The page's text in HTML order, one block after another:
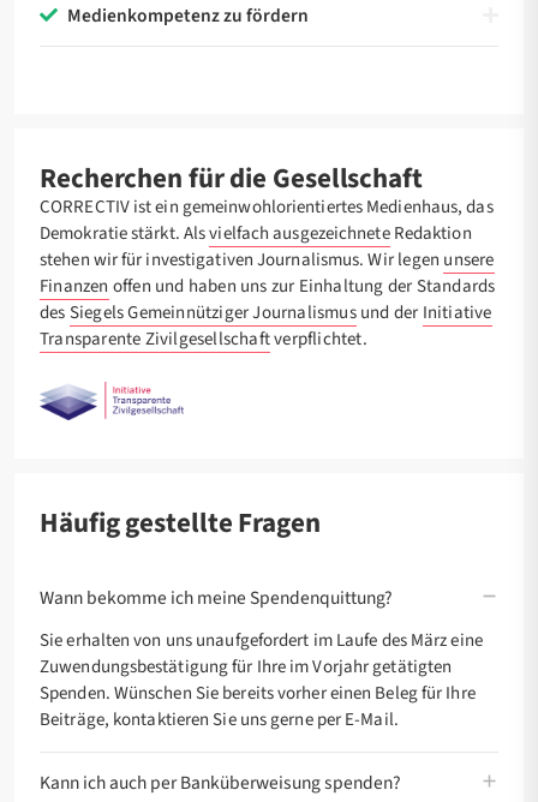
Medienkompetenz zu fördern
Recherchen für die Gesellschaft
CORRECTIV ist ein gemeinwohlorientiertes Medienhaus, das
Demokratie stärkt. Alsvielfach ausgezeichneteRedaktion
stehen wir für investigativen Journalismus.Wir legen unsere
Finanzen offen und haben uns zur Einhaltung der Standards
desSiegels Gemeinnütziger Journalismusund der Initiative
Transparente Zivilgesellschaftverpflichtet.
Häufig gestellte Fragen
Wann bekomme ich meine Spendenquittung?
Sie erhalten von uns unaufgefordert im Laufe des März eine
Zuwendungsbestätigung für Ihre im Vorjahr getätigten
Spenden. Wünschen Sie bereits vorher einen Beleg für Ihre
Beiträge, kontaktieren Sie uns gerne per E-Mail.
Kann ich auch per Banküberweisung spenden?